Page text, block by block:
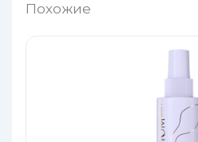
Похожие